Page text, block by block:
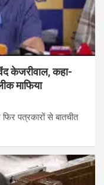
केजरीवाल, कहा-
माफिया
पत्रकारों से बातचीत